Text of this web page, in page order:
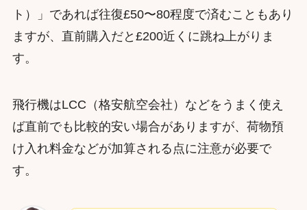
ト）」であれば往復£50〜80程度で済むこともあり
ますが、直前購入だと£200近くに跳ね上がりま
す。
飛行機はLCC（格安航空会社）などをうまく使え
ば直前でも比較的安い場合がありますが、荷物預
け入れ料金などが加算される点に注意が必要で
す。